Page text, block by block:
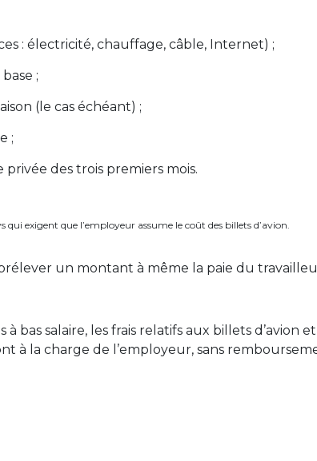
: électricité, chauffage, câble, Internet) ;
;
(le cas échéant) ;
;
privée des trois premiers mois.
qui exigent que l’employeur assume le coût des billets d’avion.
un montant à même la paie du
à bas salaire, les frais relatifs aux billets d’avion
à la charge de l’employeur, sans